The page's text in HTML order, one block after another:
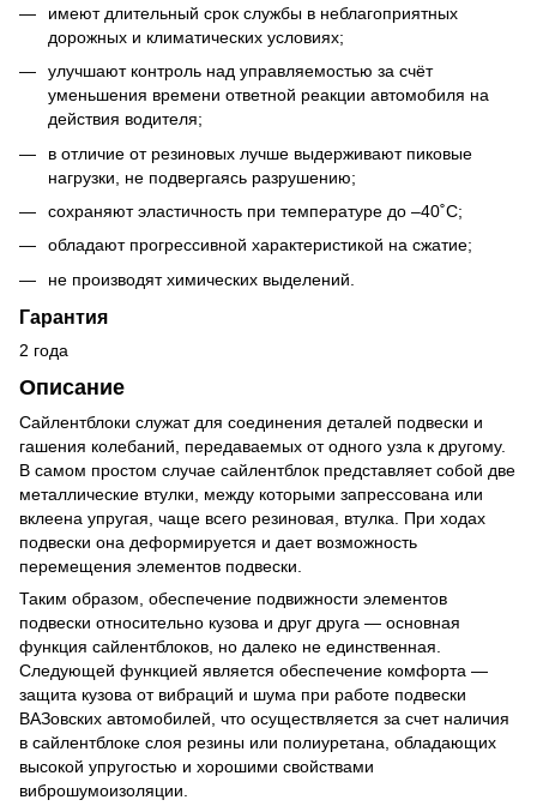
имеют длительный срок службы в неблагоприятных
дорожных и климатических условиях;
улучшают контроль над управляемостью за счёт
уменьшения времени ответной реакции автомобиля на
действия водителя;
в отличие от резиновых лучше выдерживают пиковые
нагрузки, не подвергаясь разрушению;
сохраняют эластичность при температуре до –40˚С;
обладают прогрессивной характеристикой на сжатие;
не производят химических выделений.
Гарантия
2 года
Описание
Сайлентблоки служат для соединения деталей подвески и
гашения колебаний, передаваемых от одного узла к другому.
В самом простом случае сайлентблок представляет собой две
металлические втулки, между которыми запрессована или
вклеена упругая, чаще всего резиновая, втулка. При ходах
подвески она деформируется и дает возможность
перемещения элементов подвески.
Таким образом, обеспечение подвижности элементов
подвески относительно кузова и друг друга — основная
функция сайлентблоков, но далеко не единственная.
Следующей функцией является обеспечение комфорта —
защита кузова от вибраций и шума при работе подвески
ВАЗовских автомобилей, что осуществляется за счет наличия
в сайлентблоке слоя резины или полиуретана, обладающих
высокой упругостью и хорошими свойствами
виброшумоизоляции.